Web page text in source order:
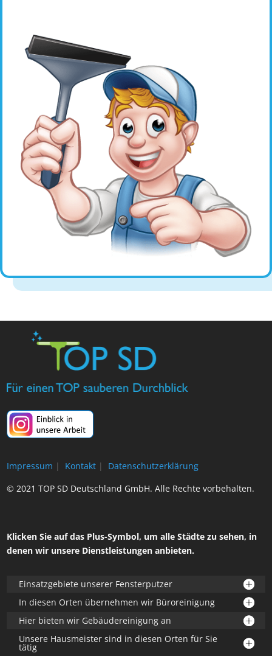
Impressum | Kontakt |
Datenschutzerklärung
© 2021 TOP SD Deutschland GmbH. Alle Rechte vorbehalten.
Klicken Sie auf das Plus-Symbol, um alle Städte zu sehen, in
denen wir unsere Dienstleistungen anbieten.
Einsatzgebiete unserer Fensterputzer
In diesen Orten übernehmen wir Büroreinigung
Hier bieten wir Gebäudereinigung an
Unsere Hausmeister sind in diesen Orten für Sie
tätig